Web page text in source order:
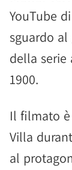
YouTube
sguardo
della
1900.
Il filmato
Villa
al